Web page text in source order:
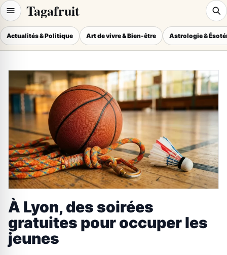
Tagafruit
Actualités & Politique Art de vivre & Bien-être Astrologie &
À Lyon, des soirées
gratuites pour occuper les
jeunes